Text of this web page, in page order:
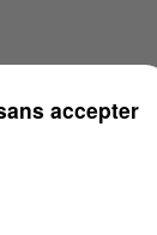
accepter